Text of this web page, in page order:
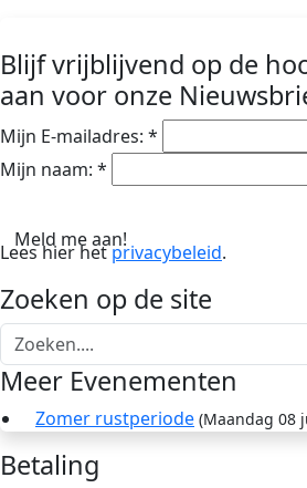
Blijf vrijblijvend op de
aan voor onze
Mijn E-mailadres: *
Mijn naam: *
Lees hier hetprivacybeleid.
Zoeken op de site
Meer Evenementen
Zomer rustperiode (Maandag 08
Betaling